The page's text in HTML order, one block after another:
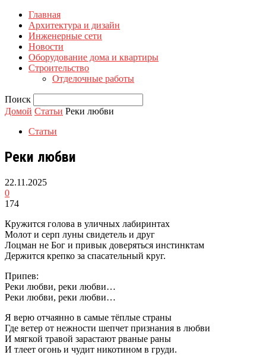
Главная
Архитектура и дизайн
Инженерные сети
Новости
Оборудование дома и квартиры
Строительство
Отделочные работы
Поиск
Домой Статьи Реки любви
Статьи
Реки любви
22.11.2025
0
174
Кружится голова в уличных лабиринтах
Молот и серп луны свидетель и друг
Лоцман не Бог и привык доверяться инстинктам
Держится крепко за спасательный круг.
Припев:
Реки любви, реки любви…
Реки любви, реки любви…
Я верю отчаянно в самые тёплые страны
Где ветер от нежности шепчет признания в любви
И мягкой травой зарастают рваные раны
И тлеет огонь и чудит никотином в груди.